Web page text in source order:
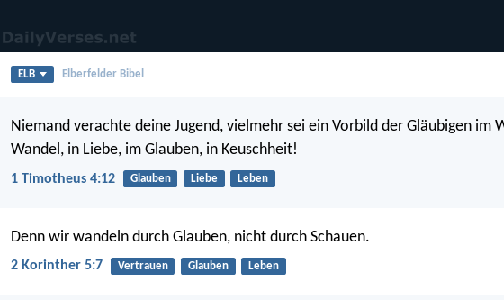
ELB Elberfelder Bibel
Niemand verachte deine Jugend, vielmehr sei ein Vorbild der Gläubigen im
Wandel, in Liebe, im Glauben, in Keuschheit!
1 Timotheus 4:12 Glauben Liebe Leben
Denn wir wandeln durch Glauben, nicht durch Schauen.
2 Korinther 5:7 Vertrauen Glauben Leben